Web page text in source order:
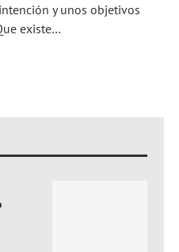
y unos objetivos
existe…